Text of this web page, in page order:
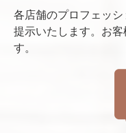
各店舗のプロフェッ
提示いたします。お
す。